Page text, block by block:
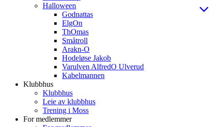
Halloween
Godnattas
ElgOn
ThOmas
Småtroll
Arakn-O
Hodeløse Jakob
Varulven AlfredO Ulverud
Kabelmannen
Klubbhus
Klubbhus
Leie av klubbhus
Trening i Moss
For medlemmer